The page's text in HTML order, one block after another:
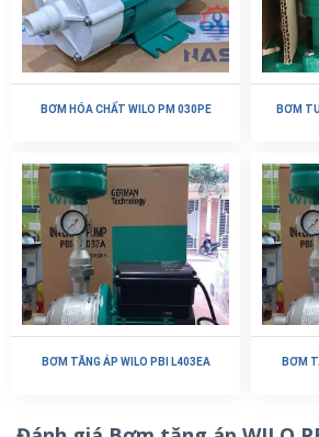
BƠM HÓA CHẤT WILO PM 030PE BƠM
BƠM TĂNG ÁP WILO PBI L403EA BƠM